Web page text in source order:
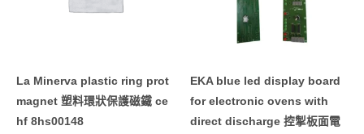
La Minerva plastic ring prot
magnet 塑料環狀保護磁鐵 ce
hf 8hs00148
EKA blue led display board
for electronic ovens with
direct discharge 控掣板面電